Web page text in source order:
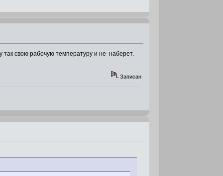
так свою рабочую температуру и не наберет.
Записан